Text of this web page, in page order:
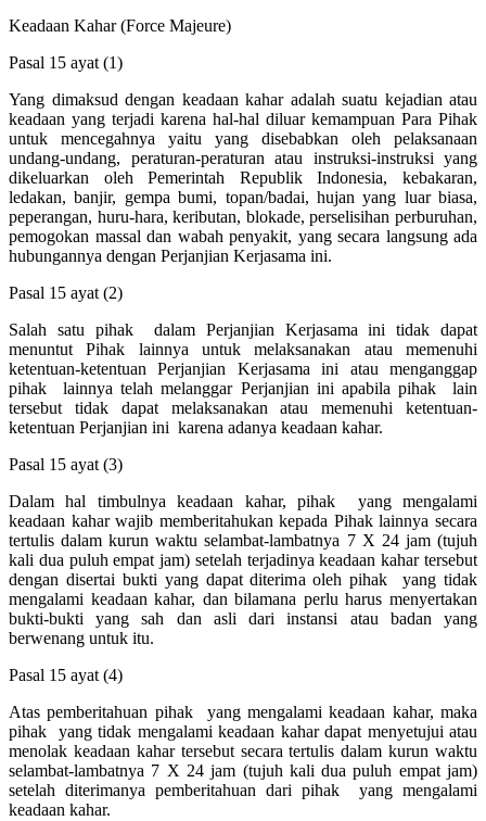
Keadaan Kahar (Force Majeure)
Pasal 15 ayat (1)
Yang dimaksud dengan keadaan kahar adalah suatu kejadian atau
keadaan yang terjadi karena hal-hal diluar kemampuan Para Pihak
untuk mencegahnya yaitu yang disebabkan oleh pelaksanaan
undang-undang, peraturan-peraturan atau instruksi-instruksi yang
dikeluarkan oleh Pemerintah Republik Indonesia, kebakaran,
ledakan, banjir, gempa bumi, topan/badai, hujan yang luar biasa,
peperangan, huru-hara, keributan, blokade, perselisihan perburuhan,
pemogokan massal dan wabah penyakit, yang secara langsung ada
hubungannya dengan Perjanjian Kerjasama ini.
Pasal 15 ayat (2)
Salah satu pihak dalam Perjanjian Kerjasama ini tidak dapat
menuntut Pihak lainnya untuk melaksanakan atau memenuhi
ketentuan-ketentuan Perjanjian Kerjasama ini atau menganggap
pihak lainnya telah melanggar Perjanjian ini apabila pihak lain
tersebut tidak dapat melaksanakan atau memenuhi ketentuan-
ketentuan Perjanjian ini karena adanya keadaan kahar.
Pasal 15 ayat (3)
Dalam hal timbulnya keadaan kahar, pihak yang mengalami
keadaan kahar wajib memberitahukan kepada Pihak lainnya secara
tertulis dalam kurun waktu selambat-lambatnya 7 X 24 jam (tujuh
kali dua puluh empat jam) setelah terjadinya keadaan kahar tersebut
dengan disertai bukti yang dapat diterima oleh pihak yang tidak
mengalami keadaan kahar, dan bilamana perlu harus menyertakan
bukti-bukti yang sah dan asli dari instansi atau badan yang
berwenang untuk itu.
Pasal 15 ayat (4)
Atas pemberitahuan pihak yang mengalami keadaan kahar, maka
pihak yang tidak mengalami keadaan kahar dapat menyetujui atau
menolak keadaan kahar tersebut secara tertulis dalam kurun waktu
selambat-lambatnya 7 X 24 jam (tujuh kali dua puluh empat jam)
setelah diterimanya pemberitahuan dari pihak yang mengalami
keadaan kahar.